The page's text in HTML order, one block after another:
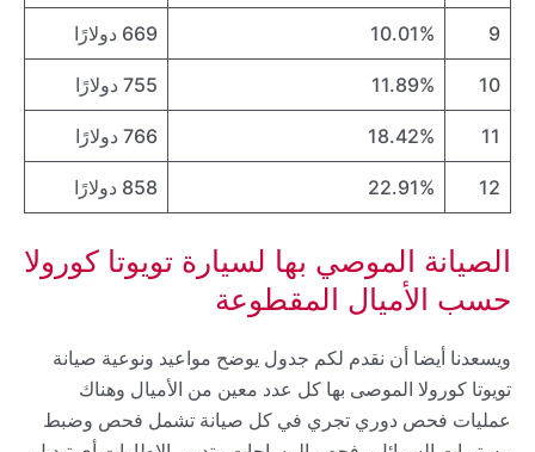
9
10.01% 669 دولارًا
10
11.89% 755 دولارًا
11
18.42% 766 دولارًا
12
22.91% 858 دولارًا
الصيانة الموصي بها لسيارة تويوتا كورولا
حسب الأميال المقطوعة
ويسعدنا أيضا أن نقدم لكم جدول يوضح مواعيد ونوعية صيانة
تويوتا كورولا الموصى بها كل عدد معين من الأميال وهناك
عمليات فحص دوري تجري في كل صيانة تشمل فحص وضبط